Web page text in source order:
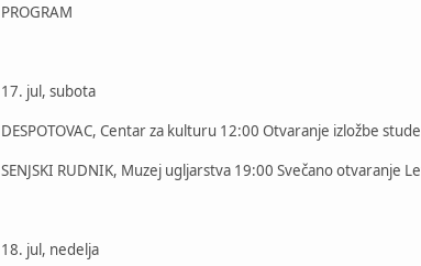
PROGRAM
17. jul, subota
DESPOTOVAC, Centar za kulturu 12:00 Otvaranje izložbe
SENJSKI RUDNIK, Muzej ugljarstva 19:00 Svečano otvaranje
18. jul, nedelja